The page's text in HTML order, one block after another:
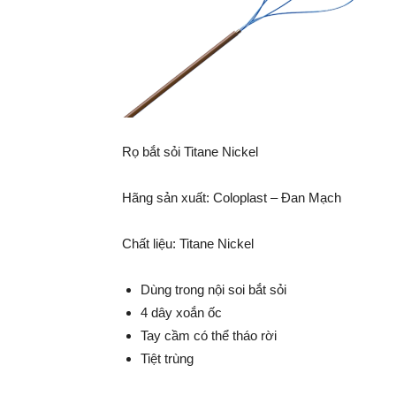
Rọ bắt sỏi Titane Nickel
Hãng sản xuất: Coloplast – Đan Mạch
Chất liệu: Titane Nickel
Dùng trong nội soi bắt sỏi
4 dây xoắn ốc
Tay cầm có thể tháo rời
Tiệt trùng